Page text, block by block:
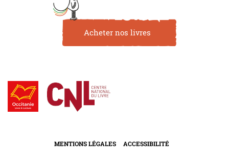
Acheter nos livres
MENTIONS LÉGALES ACCESSIBILITÉ